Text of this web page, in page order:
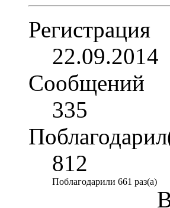
Регистрация
22.09.2014
Сообщений
335
812
Поблагодарили 661 раз(а)